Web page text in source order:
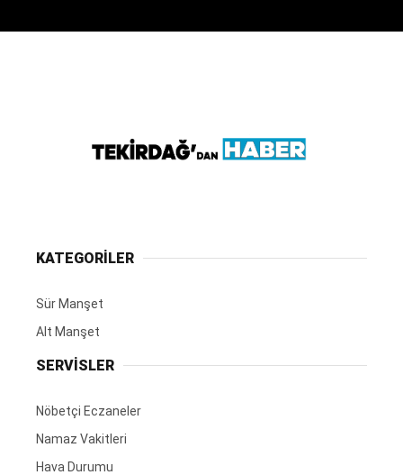
KATEGORİLER
Sür Manşet
Alt Manşet
SERVİSLER
Nöbetçi Eczaneler
Namaz Vakitleri
Hava Durumu